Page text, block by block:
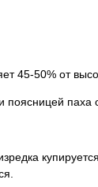
45-50% от
паха